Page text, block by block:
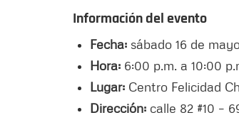
Información del evento
Fecha: sábado 16 de
Hora: 6:00 p.m. a 10:00
Lugar: Centro Felicidad
Dirección: calle 82 #10 –